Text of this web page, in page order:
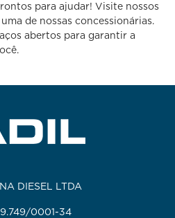
para ajudar! Visite nossos
de nossas concessionárias.
abertos para garantir a
DIESEL LTDA
0001-34